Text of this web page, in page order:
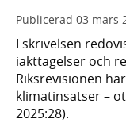
Publicerad 03 mars
I skrivelsen
iakttagelser och
Riksrevisionen
klimatinsatser –
2025:28).